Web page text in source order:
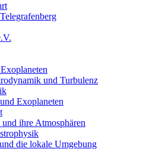
und Turbulenz
Exoplaneten
ihre Atmosphären
die lokale Umgebung